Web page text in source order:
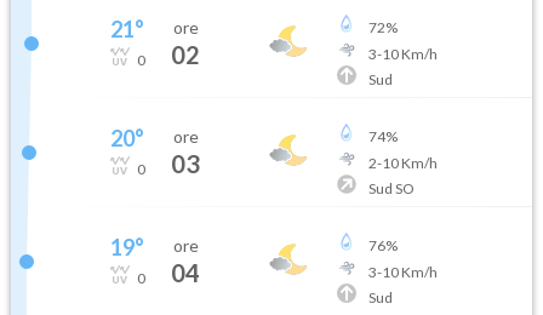
21°
0
ore
02
72%
3-10Km/h
Sud
20°
0
ore
03
74%
2-10Km/h
Sud SO
19°
0
ore
04
76%
3-10Km/h
Sud